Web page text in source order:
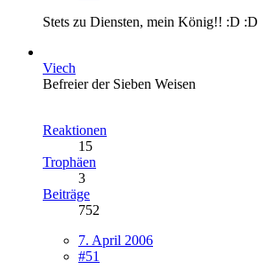
Stets zu Diensten, mein König!! :D :D
Viech
Befreier der Sieben Weisen
Reaktionen
15
Trophäen
3
Beiträge
752
7. April 2006
#51